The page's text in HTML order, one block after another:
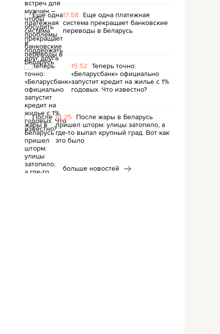
17:58 Еще одна платежная
система прекращает банковские
переводы в Беларусь
15:52 Теперь точно:
«Беларусбанк» официально
запустит кредит на жилье с 1%
годовых. Что известно?
14:25 После жары в Беларусь
пришел шторм: улицы затопило, а
где-то выпал крупный град. Вот как
это было
больше новостей